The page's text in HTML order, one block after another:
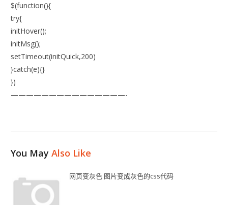
$(function(){
try{
initHover();
initMsg();
setTimeout(initQuick,200)
}catch(e){}
})
———————————————-
You MayAlso Like
网页变灰色 图片变成灰色的css代码